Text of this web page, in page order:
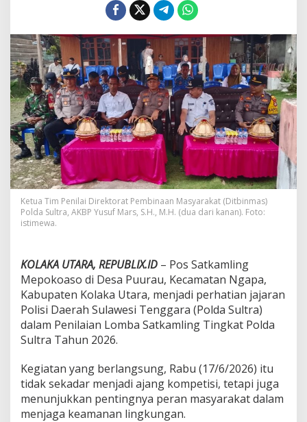
g
P
u
u
r
a
u
D
i
l
i
r
i
P
o
l
d
l
t
,
J
a
i
P
e
r
c
Ketua Tim Penilai Direktorat Pembinaan Masyarakat (Ditbinmas)
Polda Sultra, AKBP Yusuf Mars, S.H., M.H. (dua dari kanan). Foto:
istimewa.
KOLAKA UTARA, REPUBLIX.ID – Pos Satkamling
Mepokoaso di Desa Puurau, Kecamatan Ngapa,
Kabupaten Kolaka Utara, menjadi perhatian jajaran
Polisi Daerah Sulawesi Tenggara (Polda Sultra)
dalam Penilaian Lomba Satkamling Tingkat Polda
Sultra Tahun 2026.
Kegiatan yang berlangsung, Rabu (17/6/2026) itu
tidak sekadar menjadi ajang kompetisi, tetapi juga
menunjukkan pentingnya peran masyarakat dalam
menjaga keamanan lingkungan.